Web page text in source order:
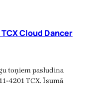
Cloud Dancer
toņiem pasludina
4201 TCX. Īsumā